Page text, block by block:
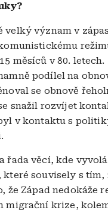
velký význam v
měsíců v 80.
podílel na
se obnově
snažil rozvíjet
v kontaktu s
řada věcí, kde
souvisely s tím,
že Západ nedokáže
migrační krize,